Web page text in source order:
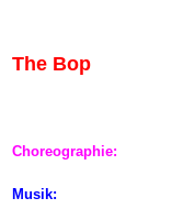
The Bop
Choreographie:
Musik: